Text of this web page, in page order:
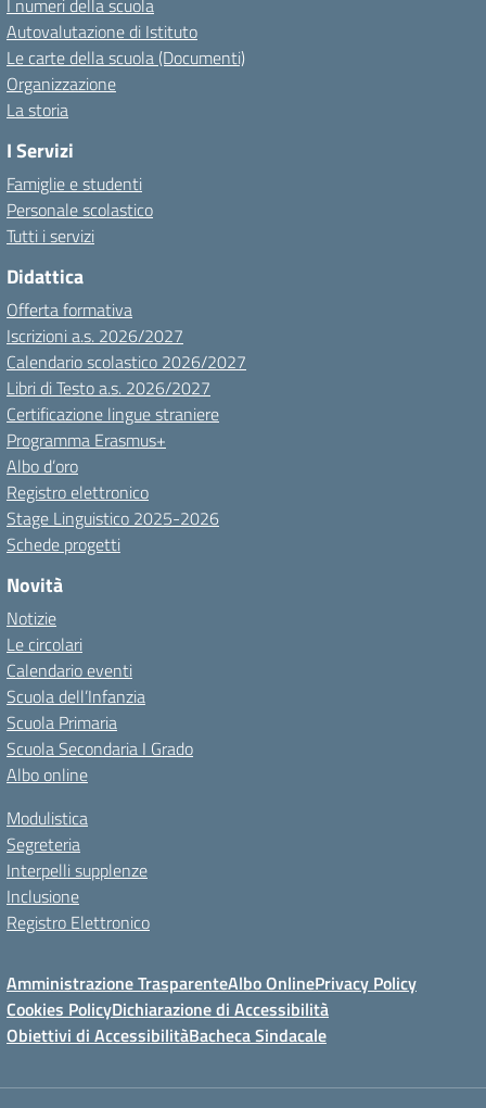
I numeri della scuola
Autovalutazione di Istituto
Le carte della scuola (Documenti)
Organizzazione
La storia
I Servizi
Famiglie e studenti
Personale scolastico
Tutti i servizi
Didattica
Offerta formativa
Iscrizioni a.s. 2026/2027
Calendario scolastico 2026/2027
Libri di Testo a.s. 2026/2027
Certificazione lingue straniere
Programma Erasmus+
Albo d’oro
Registro elettronico
Stage Linguistico 2025-2026
Schede progetti
Novità
Notizie
Le circolari
Calendario eventi
Scuola dell’Infanzia
Scuola Primaria
Scuola Secondaria I Grado
Albo online
Modulistica
Segreteria
Interpelli supplenze
Inclusione
Registro Elettronico
Amministrazione TrasparenteAlbo OnlinePrivacy Policy
Cookies PolicyDichiarazione di Accessibilità
Obiettivi di AccessibilitàBacheca Sindacale